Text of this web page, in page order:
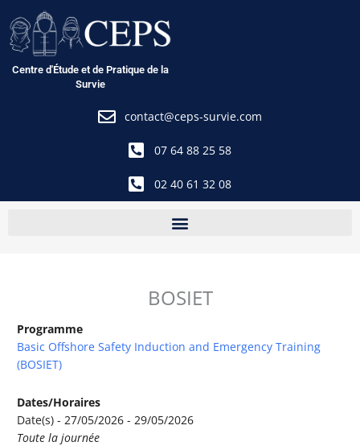
au
contenu
Centre d'Étude et de Pratique de la
Survie
contact@ceps-survie.com
07 64 88 25 58
02 40 61 32 08
BOSIET
Programme
Basic Offshore Safety Induction and Emergency Training
(BOSIET)
Dates/Horaires
Date(s) - 27/05/2026 - 29/05/2026
Toute la journée